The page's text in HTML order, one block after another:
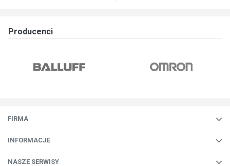
Producenci
FIRMA
INFORMACJE
NASZE SERWISY